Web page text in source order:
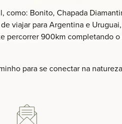
como: Bonito, Chapada
viajar para Argentina e
percorrer 900km completando
para se conectar na